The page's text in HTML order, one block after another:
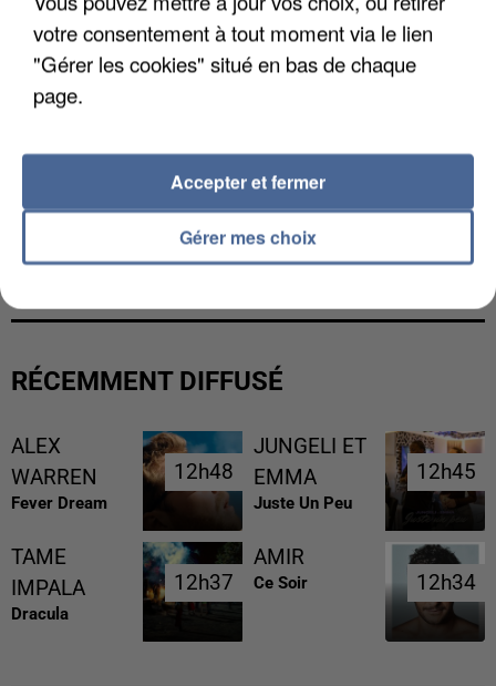
L’UN DES FONDATEURS SUPPOSÉS DE LA DZ
MAFIA INTERPELLÉ EN ALGÉRIE
RÉCEMMENT DIFFUSÉ
ALEX
WARREN
Fever Dream
12h48
12h48
JUNGELI ET
EMMA
Juste Un Peu
12h45
12h45
TAME
IMPALA
Dracula
12h37
12h37
AMIR
Ce Soir 12h34
12h34
votre consentement à tout moment via le lien
"Gérer les cookies" situé en bas de chaque
page.
Gérer mes choix
Accepter et fermer